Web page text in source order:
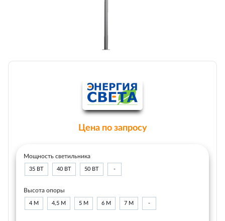
Цена по запросу
Мощность светильника
35 ВТ 40 ВТ 50 ВТ -
Высота опоры
4 М 4,5 М 5 М 6 М 7 М -